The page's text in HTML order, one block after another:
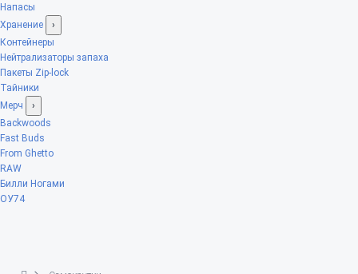
Напасы
Хранение
›
Контейнеры
Нейтрализаторы запаха
Пакеты Zip-lock
Тайники
Мерч
›
Backwoods
Fast Buds
From Ghetto
RAW
Билли Ногами
ОУ74